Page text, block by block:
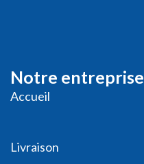
Notre entreprise
Accueil
Livraison